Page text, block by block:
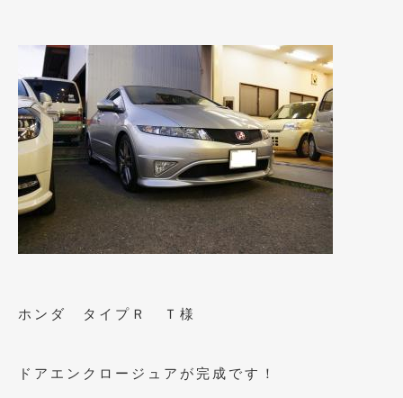
2024年8月
2024年7月(1)
2024年6月(1)
2024年4月(1)
2024年1月 (1)
2023年12月(2)
2023年10月 (2)
ホンダ タイプＲ Ｔ様
ドアエンクロージュアが完成です！